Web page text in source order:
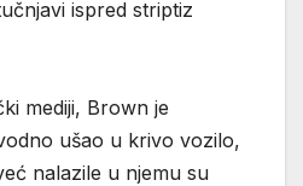
ispred striptiz
mediji, Brown je
ušao u krivo vozilo,
nalazile u njemu su